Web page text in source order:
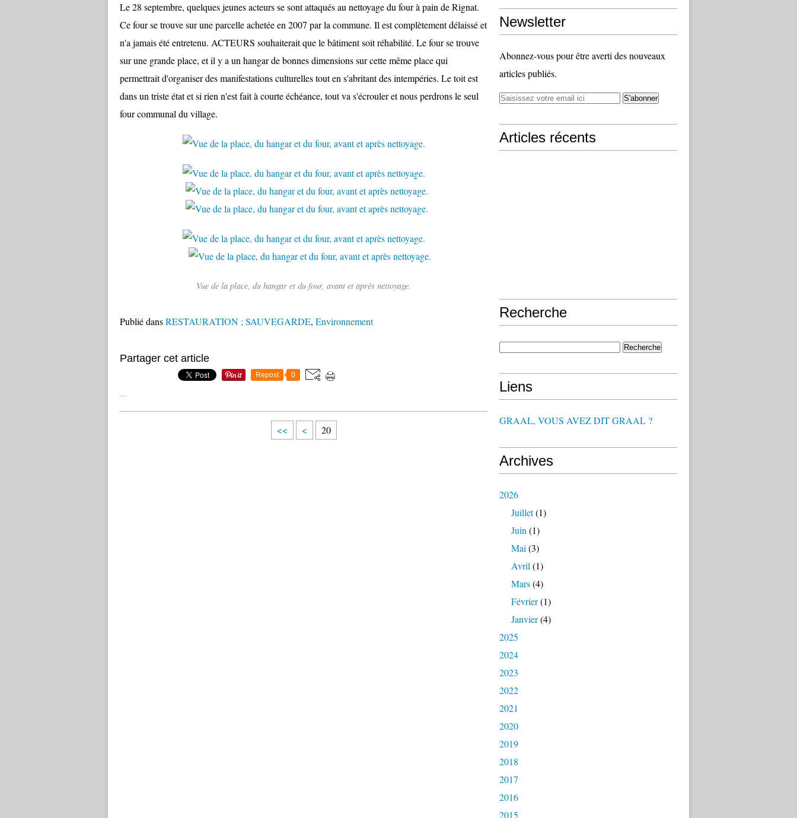
Le 28 septembre, quelques jeunes acteurs se sont attaqués au nettoyage du four à pain de Rignat.
Ce four se trouve sur une parcelle achetée en 2007 par la commune. Il est complètement délaissé et
n'a jamais été entretenu. ACTEURS souhaiterait que le bâtiment soit réhabilité. Le four se trouve
sur une grande place, et il y a un hangar de bonnes dimensions sur cette même place qui
permettrait d'organiser des manifestations culturelles tout en s'abritant des intempéries. Le toit est
dans un triste état et si rien n'est fait à courte échéance, tout va s'écrouler et nous perdrons le seul
four communal du village.
Vue de la place, du hangar et du four, avant et après nettoyage.
Publié dansRESTAURATION ; SAUVEGARDE, Environnement
Partager cet article
Repost 0
…
<< <
1
20
Newsletter
Abonnez-vous pour être averti des nouveaux
articles publiés.
Articles récents
Recherche
Liens
GRAAL, VOUS AVEZ DIT GRAAL ?
Archives
2026
Juillet(1)
Juin (1)
Mai (3)
Avril (1)
Mars(4)
Février(1)
Janvier(4)
2025
2024
2023
2022
2021
2020
2019
2018
2017
2016
2015